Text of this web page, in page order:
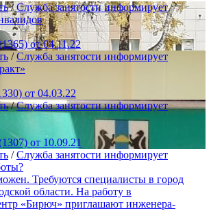
/Служба занятости информирует
от 04.11.22
/Служба занятости информирует
от 04.03.22
/Служба занятости информирует
от 10.09.21
/Служба занятости информирует
Требуются специалисты в город
области. На работу в
«Бирюч» приглашают инженера-